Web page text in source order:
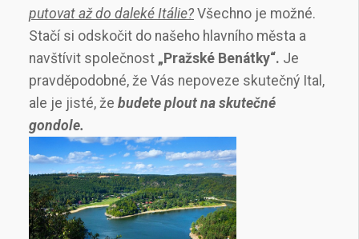
putovat až do daleké Itálie? Všechno je možné.
Stačí si odskočit do našeho hlavního města a
navštívit společnost „Pražské Benátky“. Je
pravděpodobné, že Vás nepoveze skutečný Ital,
ale je jisté, že budete plout na skutečné
gondole.